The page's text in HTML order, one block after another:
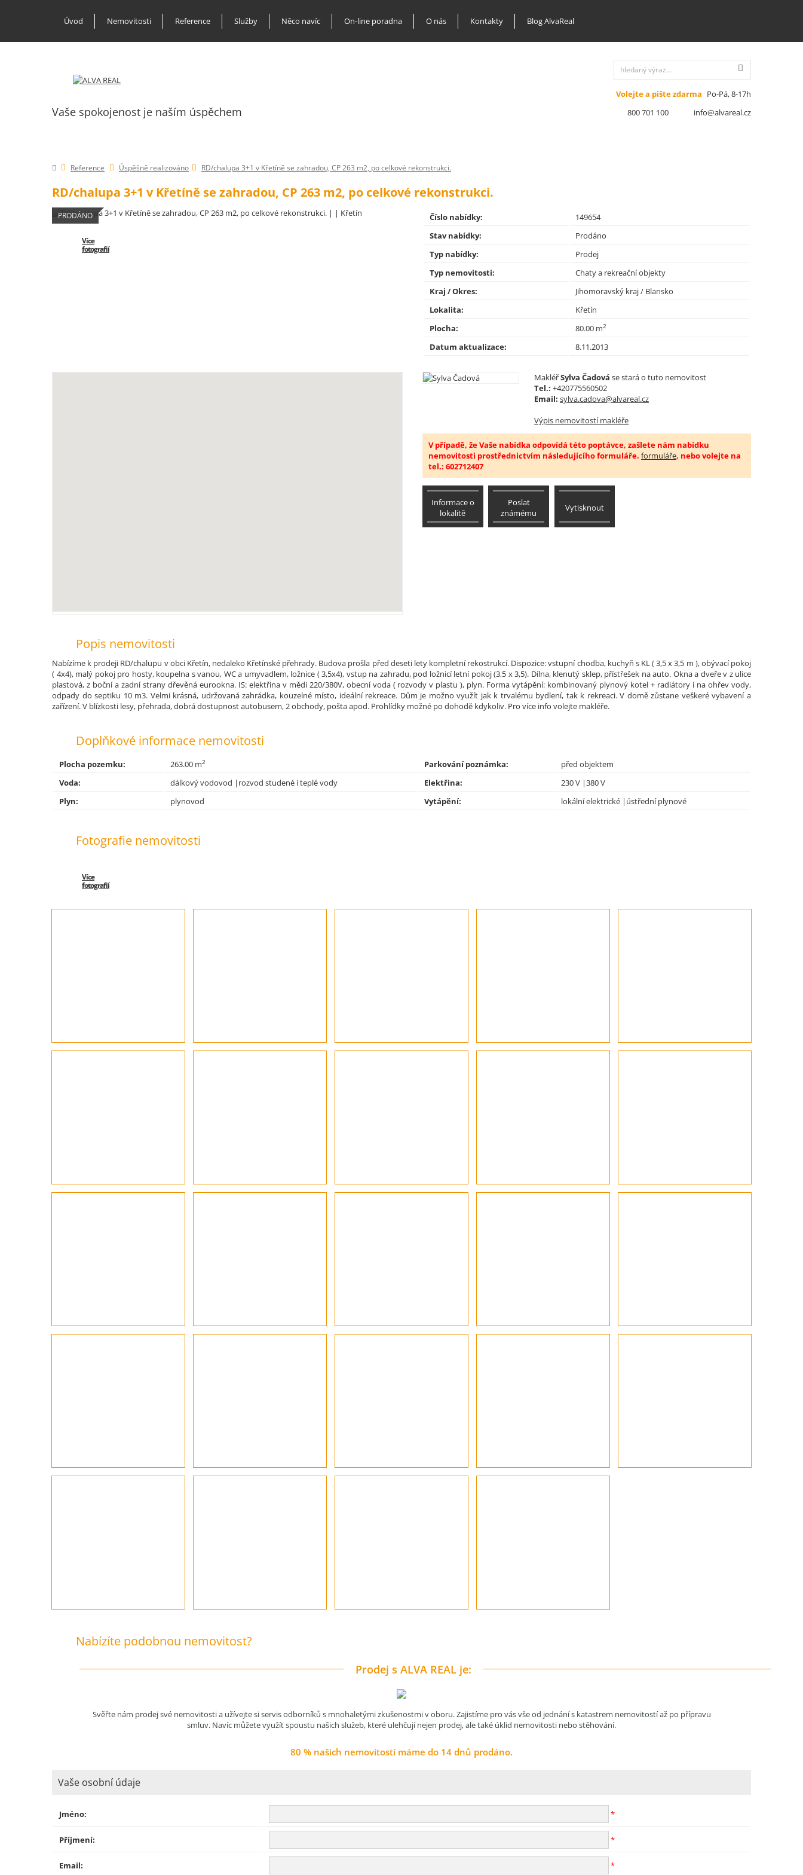
Úvod Nemovitosti Reference Služby Něco navíc On-line poradna O nás Kontakty Blog AlvaReal
Vaše spokojenost je naším úspěchem
Volejte a pište zdarma Po-Pá, 8-17h
800 701 100
info@alvareal.cz
Reference Úspěšně realizováno RD/chalupa 3+1 v Křetíně se zahradou, CP 263 m2, po celkové rekonstrukci.
RD/chalupa 3+1 v Křetíně se zahradou, CP 263 m2, po celkové rekonstrukci.
PRODÁNO
Více
fotografií
Číslo nabídky:
149654
Stav nabídky:
Prodáno
Typ nabídky:
Prodej
Typ nemovitosti:
Chaty a rekreační objekty
Kraj / Okres:
Jihomoravský kraj / Blansko
Lokalita:
Křetín
Plocha:
80.00 m2
Datum aktualizace: 8.11.2013
MakléřSylva Čadová se stará o tuto nemovitost
Tel.: +420775560502
Email: sylva.cadova@alvareal.cz
Výpis nemovitostí makléře
V případě, že Vaše nabídka odpovídá této poptávce, zašlete nám nabídku
nemovitosti prostřednictvím následujícího formuláře.formuláře, nebo volejte na
tel.: 602712407
Informace o
lokalitě
Poslat
známému
Vytisknout
Popis nemovitosti
Nabízíme k prodeji RD/chalupu v obci Křetín, nedaleko Křetínské přehrady. Budova prošla před deseti lety kompletní rekostrukcí. Dispozice: vstupní chodba, kuchyň s KL ( 3,5 x 3,5 m ), obývací pokoj
( 4x4), malý pokoj pro hosty, koupelna s vanou, WC a umyvadlem, ložnice ( 3,5x4), vstup na zahradu, pod ložnicí letní pokoj (3,5 x 3,5). Dílna, klenutý sklep, přístřešek na auto. Okna a dveře v z ulice
plastová, z boční a zadní strany dřevěná eurookna. IS: elektřina v mědi 220/380V, obecní voda ( rozvody v plastu ), plyn. Forma vytápění: kombinovaný plynový kotel + radiátory i na ohřev vody,
odpady do septiku 10 m3. Velmi krásná, udržovaná zahrádka, kouzelné místo, ideální rekreace. Dům je možno využít jak k trvalému bydlení, tak k rekreaci. V domě zůstane veškeré vybavení a
zařízení. V blízkosti lesy, přehrada, dobrá dostupnost autobusem, 2 obchody, pošta apod. Prohlídky možné po dohodě kdykoliv. Pro více info volejte makléře.
Doplňkové informace nemovitosti
Plocha pozemku: 263.00 m2 Parkování poznámka:
před objektem
Voda:
dálkový vodovod |rozvod studené i teplé vody Elektřina:
230 V |380 V
Plyn:
plynovod Vytápění: lokální elektrické |ústřední plynové
Fotografie nemovitosti
Více
fotografií
Nabízíte podobnou nemovitost?
Prodej s ALVA REAL je:
Svěřte nám prodej své nemovitosti a užívejte si servis odborníků s mnohaletými zkušenostmi v oboru. Zajistíme pro vás vše od jednání s katastrem nemovitostí až po přípravu
smluv. Navíc můžete využít spoustu našich služeb, které ulehčují nejen prodej, ale také úklid nemovitosti nebo stěhování.
80 % našich nemovitostí máme do 14 dnů prodáno.
Vaše osobní údaje
Jméno: *
Příjmení: *
Email: *